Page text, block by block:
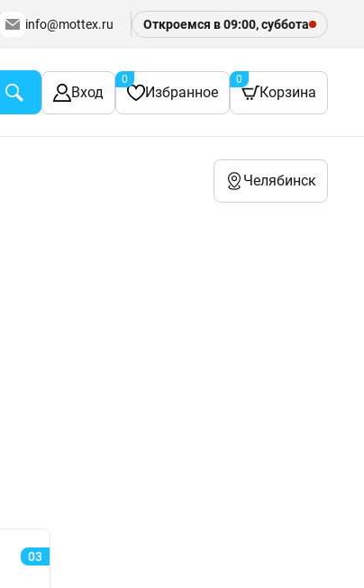
info@mottex.ru Откроемся в 09:00, суббота
Вход Избранное
0
Корзина
0
Челябинск
03